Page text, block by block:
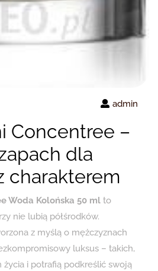
admin
Concentree –
dla
charakterem
Woda Kolońska 50 ml to
nie lubią półśrodków.
z myślą o mężczyznach
luksus – takich,
życia i potrafią podkreślić swoją